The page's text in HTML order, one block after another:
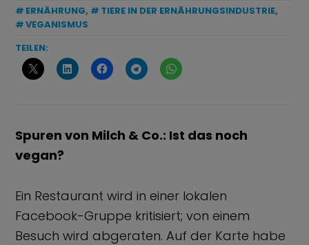
ERNÄHRUNG, TIERE IN DER ERNÄHRUNGSINDUSTRIE,
VEGANISMUS
TEILEN:
Spuren von Milch & Co.: Ist das noch
vegan?
Ein Restaurant wird in einer lokalen
Facebook-Gruppe kritisiert; von einem
Besuch wird abgeraten.Auf der Karte habe